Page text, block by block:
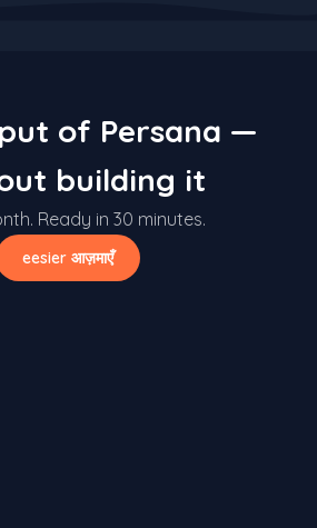
of Persana —
building it
Ready in 30 minutes.
eesier आज़माएँ